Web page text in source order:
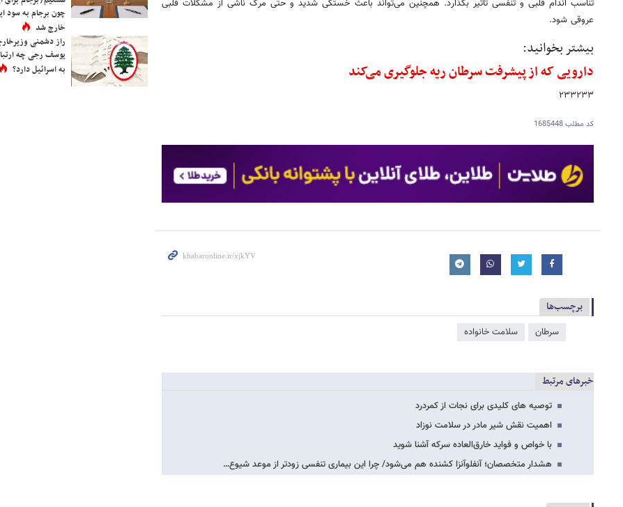
تناسب اندام قلبی و تنفسی تاثیر بگذارد. همچنین می‌تواند باعث خستگی شدید و حتی مرگ ناشی از مشکلات قلبی
عروقی شود.
بیشتر بخوانید:
دارویی که از پیشرفت سرطان ریه جلوگیری می‌کند
۲۳۳۲۳۳
کد مطلب1685448
برچسب‌ها
سرطان سلامت خانواده
خبرهای مرتبط
توصیه های کلیدی برای نجات از کمردرد
اهمیت نقش شیر مادر در سلامت نوزاد
با خواص و فواید خارق‌العاده سرکه آشنا شوید
هشدار متخصصان؛ آنفلوآنزا کشنده هم می‌شود/ چرا این بیماری تنفسی زودتر از موعد شیوع…
چون برجام به سود
خارج شد
راز دشمنی
یوسف رجی چه
به اسرائیل دارد؟